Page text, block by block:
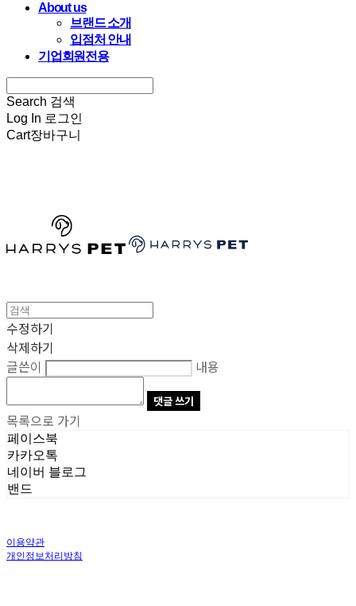
About us
브랜드 소개
입점처 안내
기업회원전용
Search 검색
Log In 로그인
Cart장바구니
수정하기
삭제하기
글쓴이
내용
댓글 쓰기
목록으로 가기
페이스북
카카오톡
네이버 블로그
밴드
이용약관
개인정보처리방침